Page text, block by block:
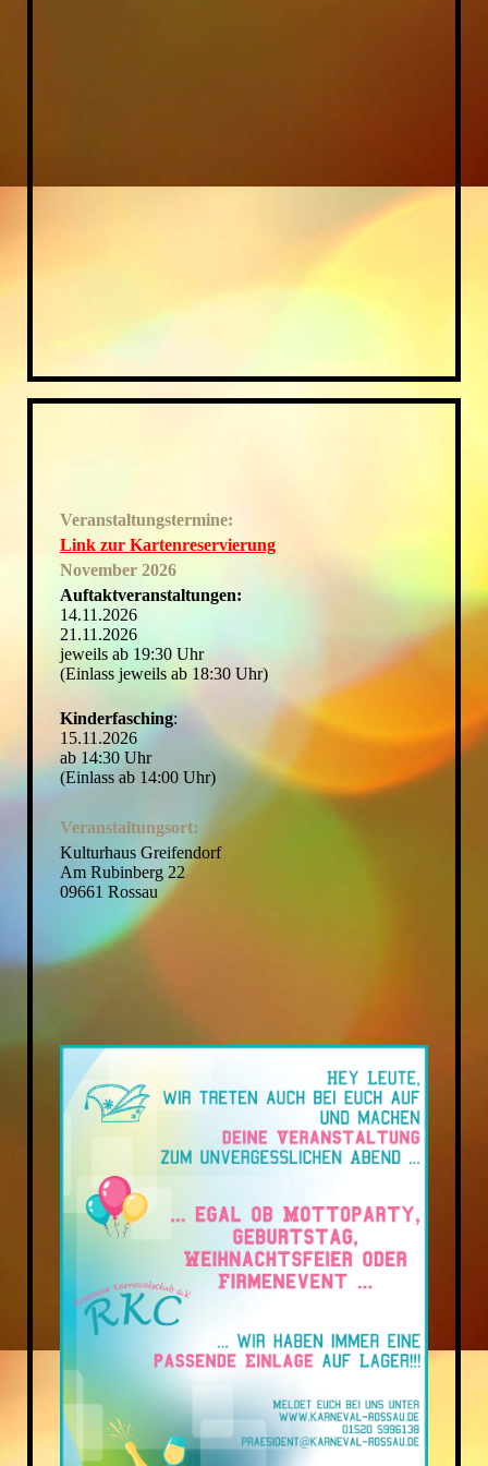
Veranstaltungstermine:
Link zur Kartenreservierung
November 2026
Auftaktveranstaltungen:
14.11.2026
21.11.2026
jeweils ab 19:30 Uhr
(Einlass jeweils ab 18:30 Uhr)
Kinderfasching:
15.11.2026
ab 14:30 Uhr
(Einlass ab 14:00 Uhr)
Veranstaltungsort:
Kulturhaus Greifendorf
Am Rubinberg 22
09661 Rossau